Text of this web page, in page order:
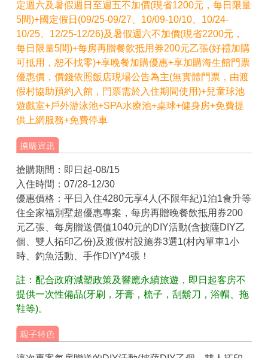
定週六及暑假週日至週五不加價(現省1200元，每日限量
5間)+國定假日(09/25-09/27、10/09-10/10、10/24-
10/25、12/25-12/26)及暑假週六不加價(現省2200元，
每日限量5間)+每房再贈餐飲抵用券200元乙張(好禮加購
可抵用，恕不找零)+享晚餐加購優惠+享加購海生館門票
優惠價，價錢依照飯店現場公告為主(無實體門票，由渡
假村協助預約入館，門票需於入住期間使用)+兒童球池
遊戲室+戶外游泳池+SPA水療池+桌球+健身房+免費提
供上網服務+免費停車
搶購期間：即日起-08/15
入住時間：07/28-12/30
優惠價格：平日入住4280元享4人(不限年紀)1泊1食升等
住全家福別墅超優惠專案，每房再贈晚餐飲抵用券200
元乙張、每房贈送價值1040元的DIY活動(含披薩DIY乙
個、雙人拓印乙份)及渡假村設施券3選1(村內單車1小
時、釣魚活動、手作DIY)*4張！
註：配合政府減塑政策及響應永續旅遊，即日起客房不
提供一次性備品(牙刷，牙膏，梳子，刮鬍刀，浴帽、拖
鞋等)。